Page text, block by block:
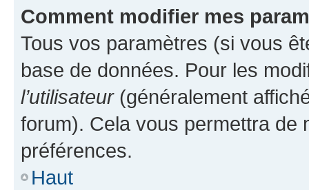
Comment modifier mes
Tous vos paramètres (si vous
base de données. Pour les
l’utilisateur(généralement
forum). Cela vous permettra de
préférences.
Haut